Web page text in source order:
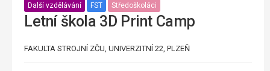
Další vzdělávání FST Středoškoláci
Letní škola 3D Print Camp
FAKULTA STROJNÍ ZČU, UNIVERZITNÍ 22, PLZEŇ